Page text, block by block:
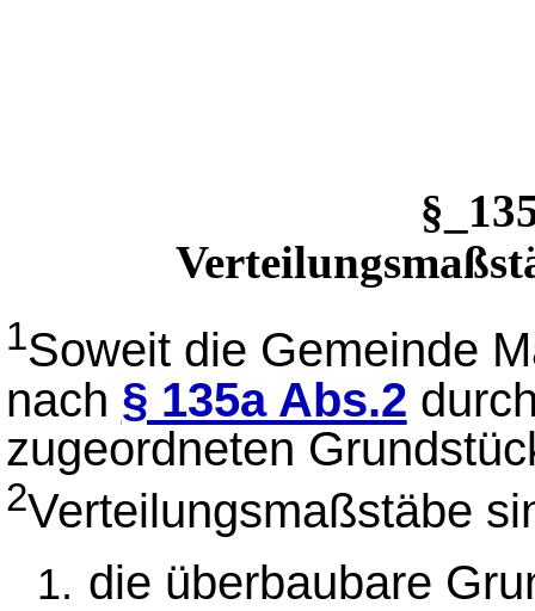
1Soweit die Gemeinde
nach § 135a Abs.2
zugeordneten
2Verteilungsmaßstäbe
die überbaubare